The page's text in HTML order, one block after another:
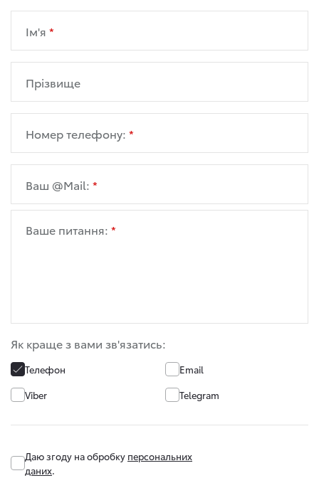
Ім'я
Прізвище
Номер телефону:
Ваш @Mail:
Ваше питання:
Як краще з вами зв'язатись:
Телефон
Email
Viber
Telegram
Даю згоду на обробку персональних
даних.